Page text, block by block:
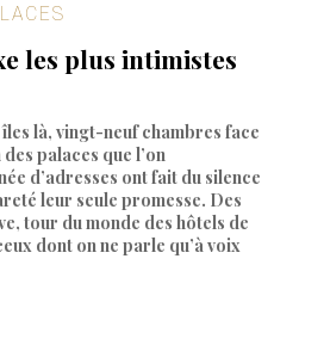
les plus intimistes
là, vingt-neuf chambres face
palaces que l’on
d’adresses ont fait du silence
leur seule promesse. Des
tour du monde des hôtels de
dont on ne parle qu’à voix